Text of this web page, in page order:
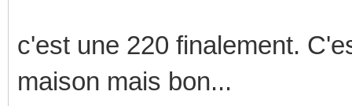
c'est une 220 finalement.
maison mais bon...